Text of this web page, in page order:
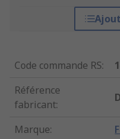
Code commande RS:
Référence
fabricant:
Marque: